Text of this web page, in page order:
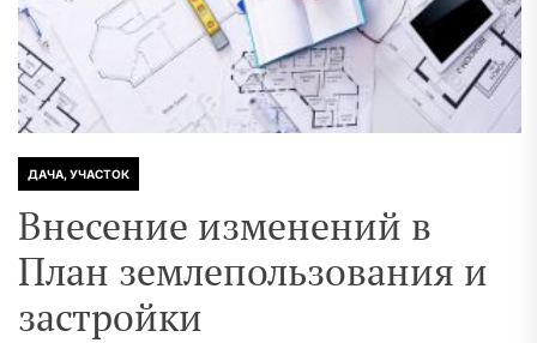
ДАЧА, УЧАСТОК
Внесение изменений в
План землепользования и
застройки